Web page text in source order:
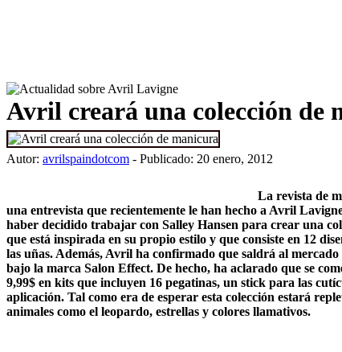
Avril creará una colección de
Autor: avrilspaindotcom - Publicado: 20 enero, 2012
La revista de
una entrevista que recientemente le han hecho a Avril
haber decidido trabajar con Salley Hansen para crear una
que está inspirada en su propio estilo y que consiste en 12
las uñas. Además, Avril ha confirmado que saldrá al
bajo la marca Salon Effect. De hecho, ha aclarado que se
9,99$ en kits que incluyen 16 pegatinas, un stick para las
aplicación. Tal como era de esperar esta colección estará
animales como el leopardo, estrellas y colores llamativos.